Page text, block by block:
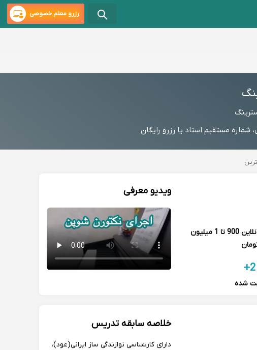
رزرو معلم خصوصی
مستقیم استاد یا رزرو رایگان
900 تا 1 میلیون
2+
شده
ویدیو معرفی
خلاصه سابقه تدریس
دارای کارشناسی نوازندگی ساز ایرانی(عود)،